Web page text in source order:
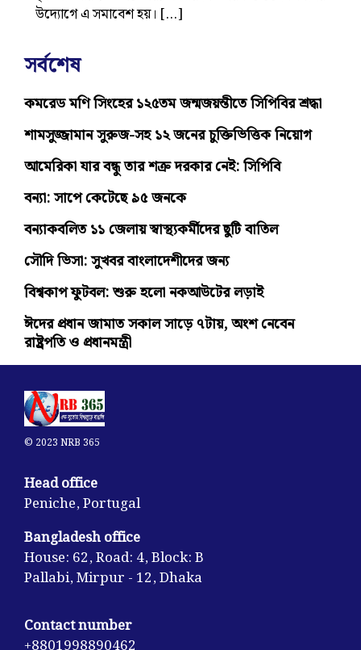
উদ্যোগে এ সমাবেশ হয়। […]
সর্বশেষ
কমরেড মণি সিংহের ১২৫তম জন্মজয়ন্তীতে সিপিবির শ্রদ্ধা
শামসুজ্জামান সুরুজ-সহ ১২ জনের চুক্তিভিত্তিক নিয়োগ
আমেরিকা যার বন্ধু তার শত্রু দরকার নেই: সিপিবি
বন্যা: সাপে কেটেছে ৯৫ জনকে
বন্যাকবলিত ১১ জেলায় স্বাস্থ্যকর্মীদের ছুটি বাতিল
সৌদি ভিসা: সুখবর বাংলাদেশীদের জন্য
বিশ্বকাপ ফুটবল: শুরু হলো নকআউটের লড়াই
ঈদের প্রধান জামাত সকাল সাড়ে ৭টায়, অংশ নেবেন
রাষ্ট্রপতি ও প্রধানমন্ত্রী
© 2023 NRB 365
Head office
Peniche, Portugal
Bangladesh office
House: 62, Road: 4, Block: B
Pallabi, Mirpur - 12, Dhaka
Contact number